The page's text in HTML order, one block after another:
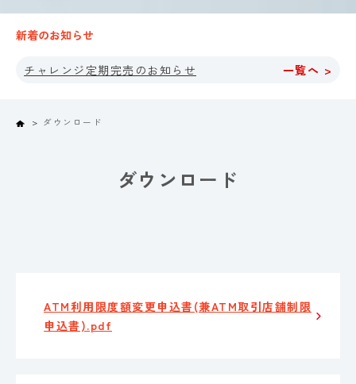
新着のお知らせ
チャレンジ定期完売のお知らせ 一覧へ >
Homeダウンロード
ダウンロード
ATM利用限度額変更申込書(兼ATM取引店舗制限
申込書).pdf